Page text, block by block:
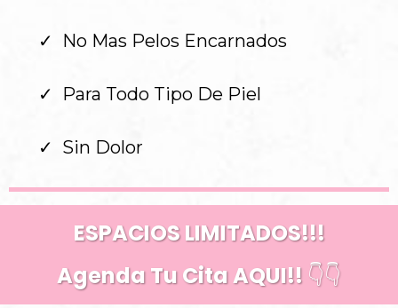
No Mas Pelos Encarnados
Para Todo Tipo De Piel
Sin Dolor
ESPACIOS LIMITADOS!!!
Agenda Tu Cita AQUI!! 👇👇